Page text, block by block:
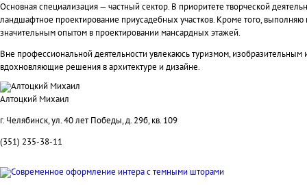
Основная специализация — частный сектор. В приоритете творческой
ландшафтное проектирование приусадебных участков. Кроме того,
значительным опытом в проектировании мансардных этажей.
Вне профессиональной деятельности увлекаюсь туризмом,
вдохновляющие решения в архитектуре и дизайне.
Алтоцкий Михаил
г. Челябинск, ул. 40 лет Победы, д. 29б, кв. 109
(351) 235-38-11